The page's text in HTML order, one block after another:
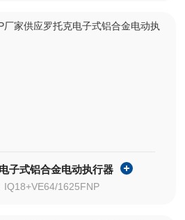
子式铝合金电动执行器
IQ18+VE64/1625FNP